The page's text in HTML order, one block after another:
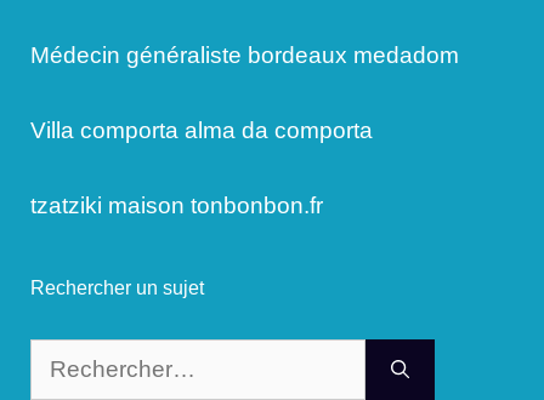
Médecin généraliste bordeaux medadom
Villa comporta alma da comporta
tzatziki maison tonbonbon.fr
Rechercher un sujet
Rechercher :